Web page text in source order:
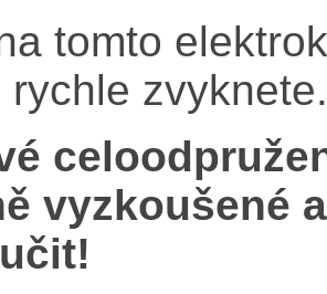
tomto
rychle zvyknete.
vyzkoušené